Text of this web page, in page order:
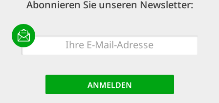
Abonnieren Sie unseren Newsletter:
E-
Mail